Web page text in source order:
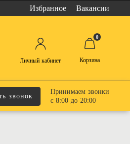
Избранное Вакансии
Личный кабинет Корзина
0
звонок
Принимаем звонки
с 8:00 до 20:00